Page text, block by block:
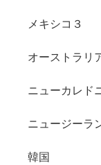
メキシコ３
オーストラリ
ニューカレド
ニュージーラ
韓国